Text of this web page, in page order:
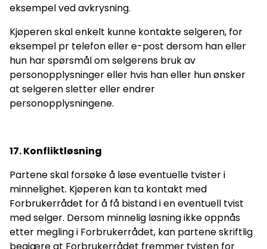
eksempel ved avkrysning.
Kjøperen skal enkelt kunne kontakte selgeren, for
eksempel pr telefon eller e-post dersom han eller
hun har spørsmål om selgerens bruk av
personopplysninger eller hvis han eller hun ønsker
at selgeren sletter eller endrer
personopplysningene.
17. Konfliktløsning
Partene skal forsøke å løse eventuelle tvister i
minnelighet. Kjøperen kan ta kontakt med
Forbrukerrådet for å få bistand i en eventuell tvist
med selger. Dersom minnelig løsning ikke oppnås
etter megling i Forbrukerrådet, kan partene skriftlig